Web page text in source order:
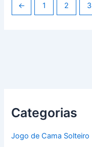
← 1 2 3
Categorias
Jogo de Cama Solteiro